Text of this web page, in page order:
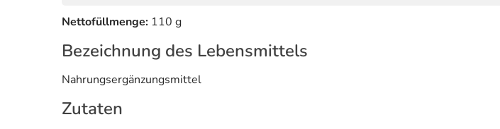
Nettofüllmenge: 110 g
Bezeichnung des Lebensmittels
Nahrungsergänzungsmittel
Zutaten